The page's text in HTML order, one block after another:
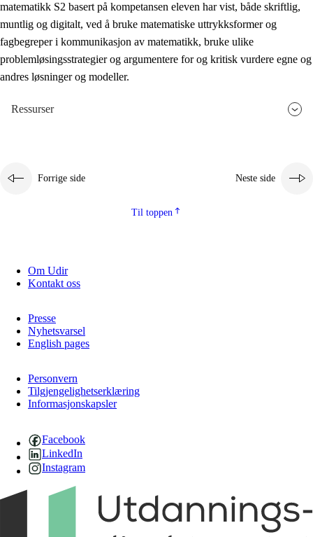
matematikk S2 basert på kompetansen eleven har vist, både skriftlig,
muntlig og digitalt, ved å bruke matematiske uttrykksformer og
fagbegreper i kommunikasjon av matematikk, bruke ulike
problemløsingsstrategier og argumentere for og kritisk vurdere egne og
andres løsninger og modeller.
Ressurser
Forrige side Neste side
Til toppen
Om Udir
Kontakt oss
Presse
Nyhetsvarsel
English pages
Personvern
Tilgjengelighetserklæring
Informasjonskapsler
Facebook
LinkedIn
Instagram